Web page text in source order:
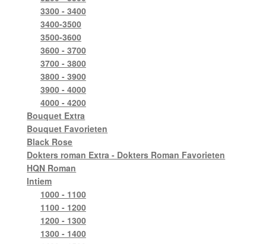
3300 - 3400
3400-3500
3500-3600
3600 - 3700
3700 - 3800
3800 - 3900
3900 - 4000
4000 - 4200
Bouquet Extra
Bouquet Favorieten
Black Rose
Dokters roman Extra - Dokters Roman Favorieten
HQN Roman
Intiem
1000 - 1100
1100 - 1200
1200 - 1300
1300 - 1400